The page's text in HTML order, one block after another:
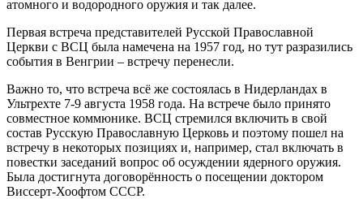
атомного и водородного оружия и так далее.
Первая встреча представителей Русской Православной
Церкви с ВСЦ была намечена на 1957 год, но тут разразились
события в Венгрии – встречу перенесли.
Важно то, что встреча всё же состоялась в Нидерландах в
Ультрехте 7-9 августа 1958 года. На встрече было принято
совместное коммюнике. ВСЦ стремился включить в свой
состав Русскую Православную Церковь и поэтому пошел на
встречу в некоторых позициях и, например, стал включать в
повестки заседаний вопрос об осуждении ядерного оружия.
Была достигнута договорённость о посещении доктором
Виссерт‑Хоофтом СССР.